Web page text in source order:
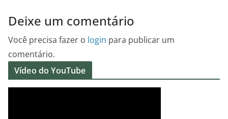
Deixe um comentário
Você precisa fazer o login para publicar um
comentário.
Vídeo do YouTube